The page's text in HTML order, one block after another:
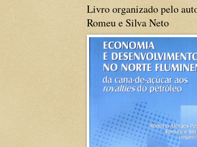
Livro organizado pelo
Romeu e Silva Neto